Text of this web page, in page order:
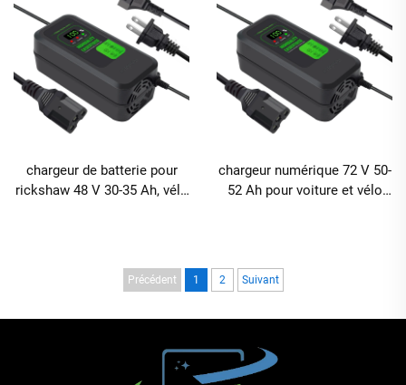
matériau ABS
chargeur de batterie pour
rickshaw 48 V 30-35 Ah, vélo
chargeur numérique 72 V 50-
52 Ah pour voiture et vélo
Précédent 1 2 Suivant